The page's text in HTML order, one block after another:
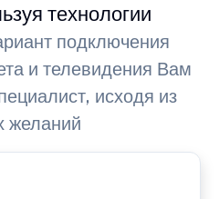
технологии
подключения
и телевидения Вам
исходя из
желаний